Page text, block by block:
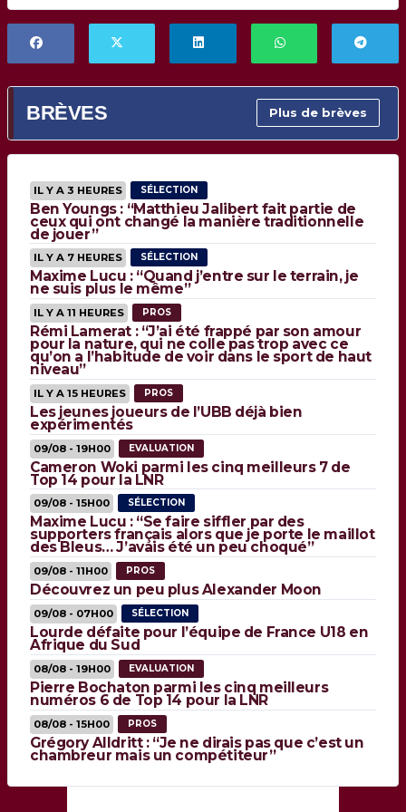
BRÈVES Plus de brèves
IL Y A 3 HEURES SÉLECTION
Ben Youngs : “Matthieu Jalibert fait partie de
ceux qui ont changé la manière traditionnelle
de jouer”
IL Y A 7 HEURES SÉLECTION
Maxime Lucu : “Quand j’entre sur le terrain, je
ne suis plus le même”
IL Y A 11 HEURES PROS
Rémi Lamerat : “J’ai été frappé par son amour
pour la nature, qui ne colle pas trop avec ce
qu’on a l’habitude de voir dans le sport de haut
niveau”
IL Y A 15 HEURES PROS
Les jeunes joueurs de l’UBB déjà bien
expérimentés
09/08 - 19H00 EVALUATION
Cameron Woki parmi les cinq meilleurs 7 de
Top 14 pour la LNR
09/08 - 15H00 SÉLECTION
Maxime Lucu : “Se faire siffler par des
supporters français alors que je porte le maillot
des Bleus… J’avais été un peu choqué”
09/08 - 11H00 PROS
Découvrez un peu plus Alexander Moon
09/08 - 07H00 SÉLECTION
Lourde défaite pour l’équipe de France U18 en
Afrique du Sud
08/08 - 19H00 EVALUATION
Pierre Bochaton parmi les cinq meilleurs
numéros 6 de Top 14 pour la LNR
08/08 - 15H00 PROS
Grégory Alldritt : “Je ne dirais pas que c’est un
chambreur mais un compétiteur”